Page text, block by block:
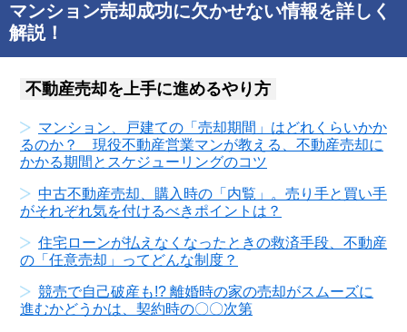
マンション売却成功に欠かせない情報を詳しく
解説！
不動産売却を上手に進めるやり方
マンション、戸建ての「売却期間」はどれくらいかか
るのか？ 現役不動産営業マンが教える、不動産売却に
かかる期間とスケジューリングのコツ
中古不動産売却、購入時の「内覧」。売り手と買い手
がそれぞれ気を付けるべきポイントは？
住宅ローンが払えなくなったときの救済手段、不動産
の「任意売却」ってどんな制度？
競売で自己破産も!? 離婚時の家の売却がスムーズに
進むかどうかは、契約時の〇〇次第